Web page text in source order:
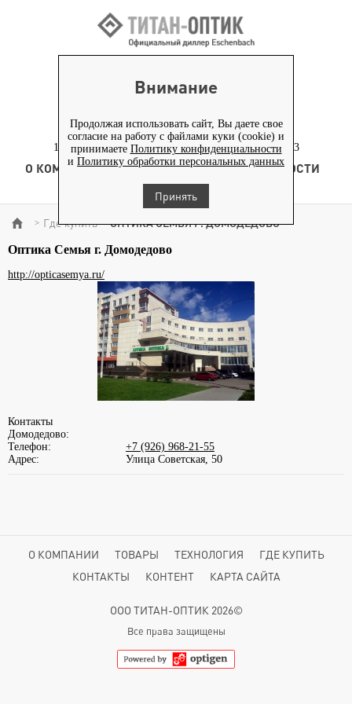
Внимание
Продолжая использовать сайт, Вы даете свое
согласие на работу с файлами куки (cookie) и
принимаете Политику конфиденциальности
и Политику обработки персональных данных
Принять
+7 (495) 653-82-70
117186, г. Москва, Севастопольский проспект, д. 23
О КОМПАНИИ ТОВАРЫ ТЕХНОЛОГИЯ
НОВОСТИ
КОНТЕНТ
> Где купить > ОПТИКА СЕМЬЯ Г. ДОМОДЕДОВО
Оптика Семья г. Домодедово
http://opticasemya.ru/
Контакты
Домодедово:
Телефон:
+7 (926) 968-21-55
Адрес:
Улица Советская, 50
О КОМПАНИИ ТОВАРЫ ТЕХНОЛОГИЯ
ГДЕ КУПИТЬ
КОНТАКТЫ
КОНТЕНТ КАРТА САЙТА
ООО ТИТАН-ОПТИК 2026©
Все права защищены